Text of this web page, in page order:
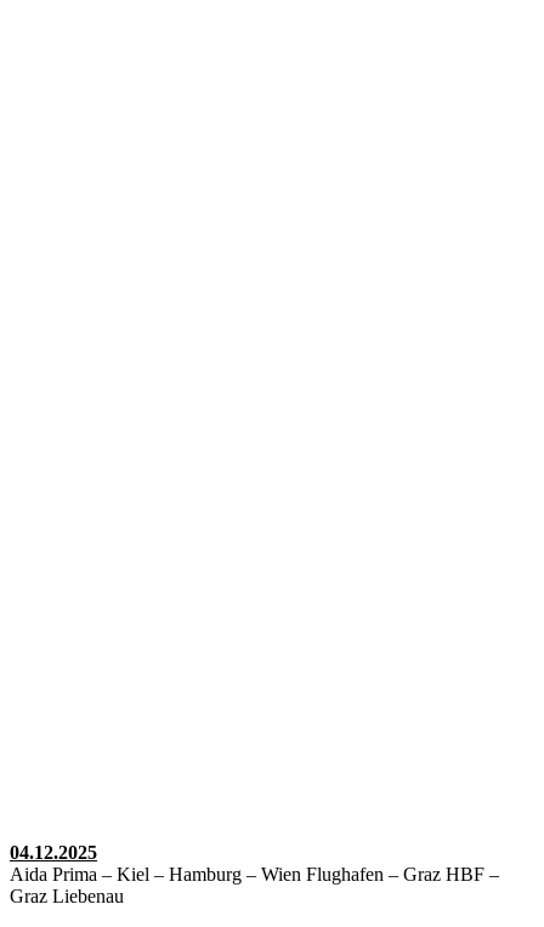
04.12.2025
Aida Prima – Kiel – Hamburg – Wien Flughafen – Graz HBF –
Graz Liebenau